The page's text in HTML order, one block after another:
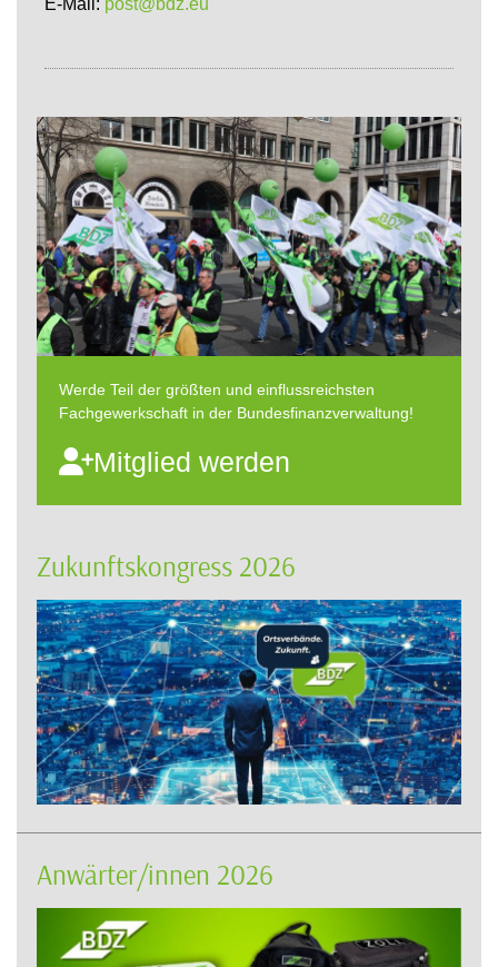
E-Mail: post@bdz.eu
Werde Teil der größten und einflussreichsten
Fachgewerkschaft in der Bundesfinanzverwaltung!
Mitglied werden
Zukunftskongress 2026
Anwärter/innen 2026